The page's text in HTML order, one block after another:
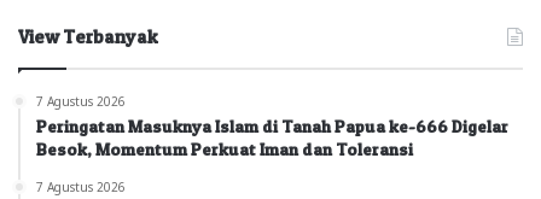
View Terbanyak
7 Agustus 2026
Peringatan Masuknya Islam di Tanah Papua ke-666 Digelar
Besok, Momentum Perkuat Iman dan Toleransi
7 Agustus 2026